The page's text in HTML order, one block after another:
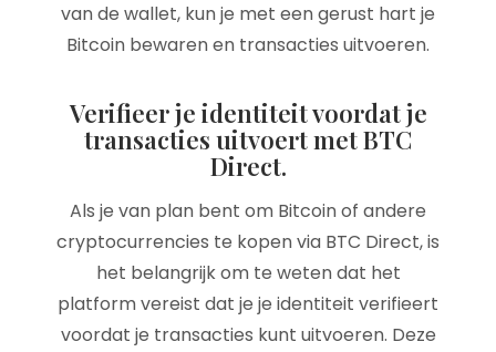
van de wallet, kun je met een gerust hart je
Bitcoin bewaren en transacties uitvoeren.
Verifieer je identiteit voordat je
transacties uitvoert met BTC
Direct.
Als je van plan bent om Bitcoin of andere
cryptocurrencies te kopen via BTC Direct, is
het belangrijk om te weten dat het
platform vereist dat je je identiteit verifieert
voordat je transacties kunt uitvoeren. Deze